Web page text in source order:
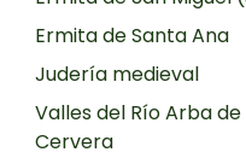
Ermita de Santa Ana
Judería medieval
Valles del Río Arba
Cervera